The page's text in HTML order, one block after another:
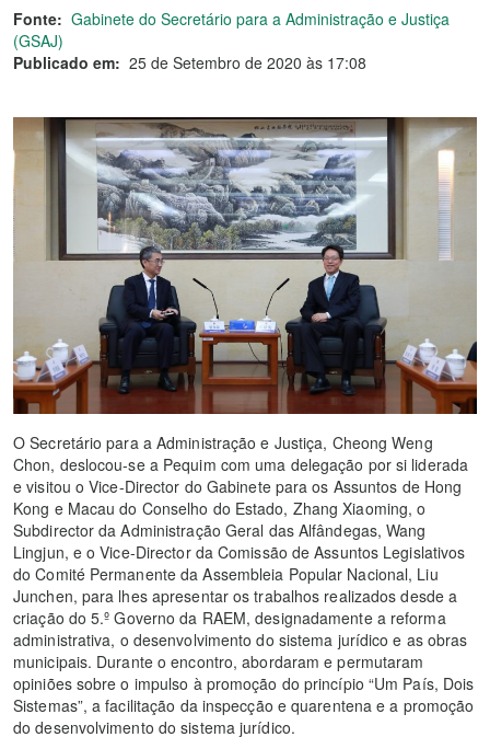
Fonte: Gabinete do Secretário para a Administração e Justiça
(GSAJ)
Publicado em: 25 de Setembro de 2020 às 17:08
O Secretário para a Administração e Justiça, Cheong Weng
Chon, deslocou-se a Pequim com uma delegação por si liderada
e visitou o Vice-Director do Gabinete para os Assuntos de Hong
Kong e Macau do Conselho do Estado, Zhang Xiaoming, o
Subdirector da Administração Geral das Alfândegas, Wang
Lingjun, e o Vice-Director da Comissão de Assuntos Legislativos
do Comité Permanente da Assembleia Popular Nacional, Liu
Junchen, para lhes apresentar os trabalhos realizados desde a
criação do 5.º Governo da RAEM, designadamente a reforma
administrativa, o desenvolvimento do sistema jurídico e as obras
municipais. Durante o encontro, abordaram e permutaram
opiniões sobre o impulso à promoção do princípio “Um País, Dois
Sistemas”, a facilitação da inspecção e quarentena e a promoção
do desenvolvimento do sistema jurídico.